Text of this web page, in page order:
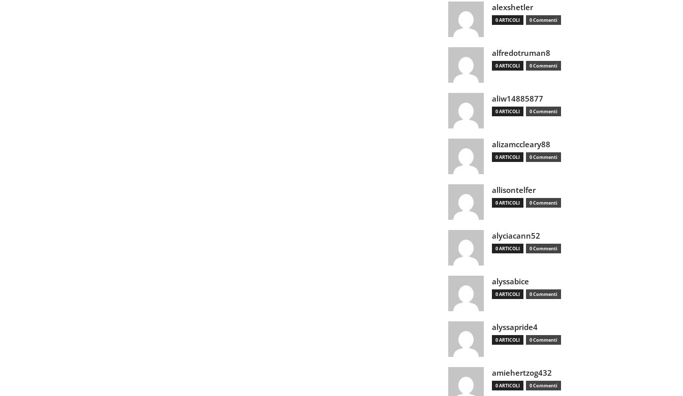
alexshetler
0 ARTICOLI 0 Commenti
alfredotruman8
0 ARTICOLI 0 Commenti
aliw14885877
0 ARTICOLI 0 Commenti
alizamccleary88
0 ARTICOLI 0 Commenti
allisontelfer
0 ARTICOLI 0 Commenti
alyciacann52
0 ARTICOLI 0 Commenti
alyssabice
0 ARTICOLI 0 Commenti
alyssapride4
0 ARTICOLI 0 Commenti
amiehertzog432
0 ARTICOLI 0 Commenti